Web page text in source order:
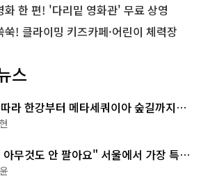
화 한 편! '다리밑 영화관' 무료 상영
! 클라이밍 키즈카페·어린이 체력장
스
라 한강부터 메타세쿼이아 숲길까지…
코스
무것도 안 팔아요" 서울에서 가장 특별
체